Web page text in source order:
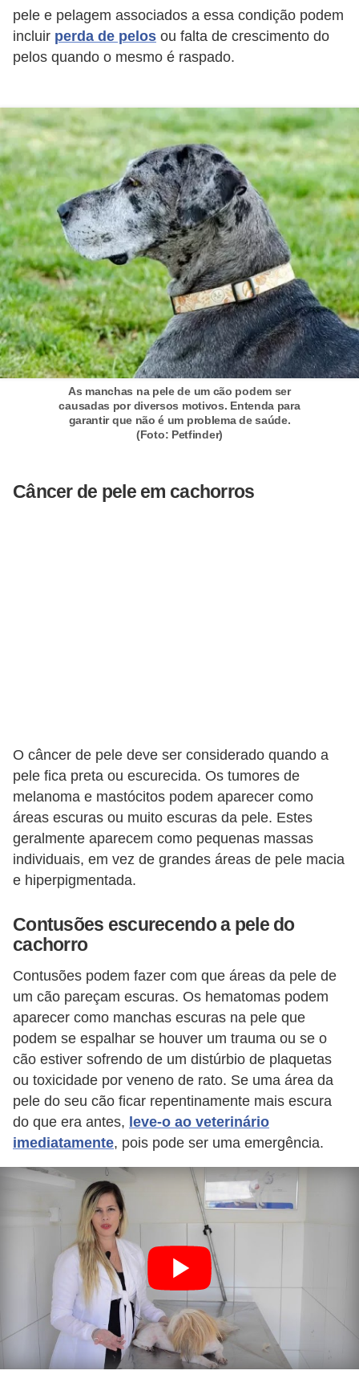
pele e pelagem associados a essa condição podem
incluir perda de pelos ou falta de crescimento do
pelos quando o mesmo é raspado.
As manchas na pele de um cão podem ser
causadas por diversos motivos. Entenda para
garantir que não é um problema de saúde.
(Foto: Petfinder)
Câncer de pele em cachorros
O câncer de pele deve ser considerado quando a
pele fica preta ou escurecida. Os tumores de
melanoma e mastócitos podem aparecer como
áreas escuras ou muito escuras da pele. Estes
geralmente aparecem como pequenas massas
individuais, em vez de grandes áreas de pele macia
e hiperpigmentada.
Contusões escurecendo a pele do
cachorro
Contusões podem fazer com que áreas da pele de
um cão pareçam escuras. Os hematomas podem
aparecer como manchas escuras na pele que
podem se espalhar se houver um trauma ou se o
cão estiver sofrendo de um distúrbio de plaquetas
ou toxicidade por veneno de rato. Se uma área da
pele do seu cão ficar repentinamente mais escura
do que era antes, leve-o ao veterinário
imediatamente, pois pode ser uma emergência.
ã
o
n
i
m
a
i
s
e
x
ó
t
i
c
o
s
e
s
C
ã
e
,
c
a
c
h
o
r
r
o
s
c
i
o
G